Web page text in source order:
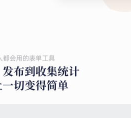
都会用的表单工具
布到收集统计
切变得简单